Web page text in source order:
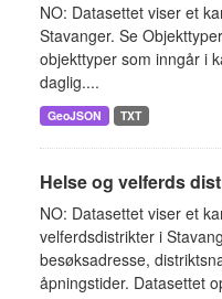
NO: Datasettet viser et
Stavanger. Se
objekttyper som inngår i
daglig....
GeoJSON TXT
Helse og velferds
NO: Datasettet viser et
velferdsdistrikter i
besøksadresse,
åpningstider. Datasettet